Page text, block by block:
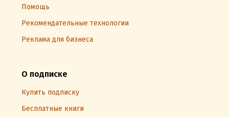
Помощь
Рекомендательные технологии
Реклама для бизнеса
О подписке
Купить подписку
Бесплатные книги